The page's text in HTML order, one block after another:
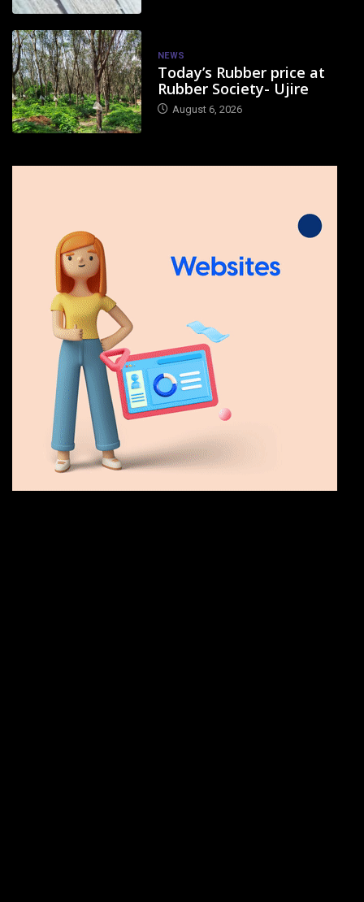
NEWS
Today’s Rubber price at
Rubber Society- Ujire
August 6, 2026